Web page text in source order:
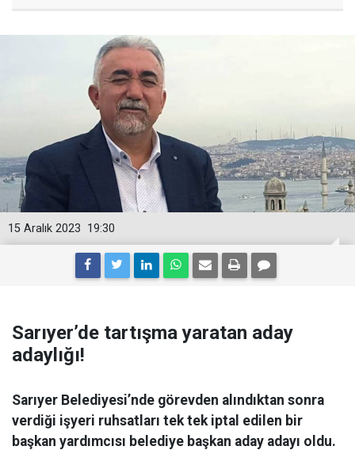
19:30
15 Aralık 2023
Sarıyer’de tartışma yaratan aday
adaylığı!
Sarıyer Belediyesi’nde görevden alındıktan sonra
verdiği işyeri ruhsatları tek tek iptal edilen bir
başkan yardımcısı belediye başkan aday adayı oldu.